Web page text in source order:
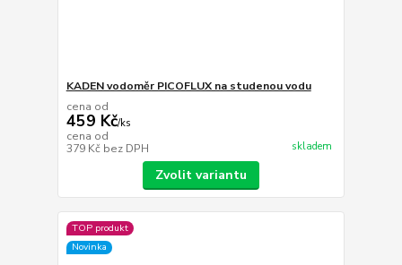
KADEN vodoměr PICOFLUX na studenou vodu
cena od
459 Kč/ks
cena od
379 Kč bez DPH skladem
Zvolit variantu
TOP produkt
Novinka